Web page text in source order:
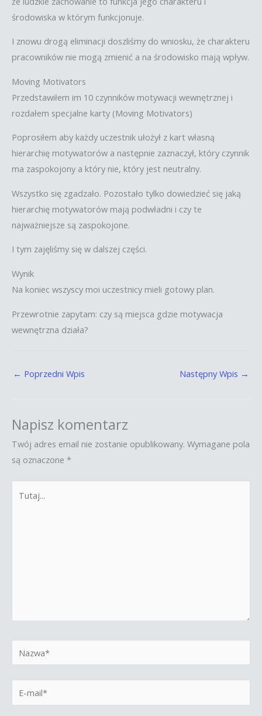
środowiska w którym funkcjonuje.
I znowu drogą eliminacji doszliśmy do wniosku, że charakteru
pracowników nie mogą zmienić a na środowisko mają wpływ.
Moving Motivators
Przedstawiłem im 10 czynników motywacji wewnętrznej i
rozdałem specjalne karty (Moving Motivators)
Poprosiłem aby każdy uczestnik ułożył z kart własną
hierarchię motywatorów a następnie zaznaczył, który czynnik
ma zaspokojony a który nie, który jest neutralny.
Wszystko się zgadzało. Pozostało tylko dowiedzieć się jaką
hierarchię motywatorów mają podwładni i czy te
najważniejsze są zaspokojone.
I tym zajęliśmy się w dalszej części.
Wynik
Na koniec wszyscy moi uczestnicy mieli gotowy plan.
Przewrotnie zapytam: czy są miejsca gdzie motywacja
wewnętrzna działa?
← Poprzedni Wpis Następny Wpis →
Napisz komentarz
Twój adres email nie zostanie opublikowany. Wymagane pola
są oznaczone *
mail*